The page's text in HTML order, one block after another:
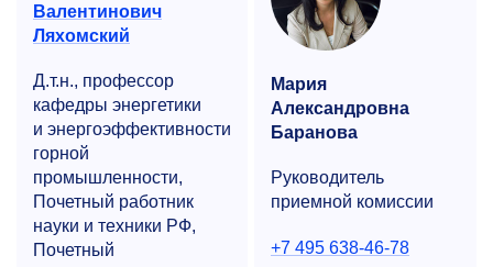
Валентинович
Ляхомский
Д.т.н., профессор
кафедры энергетики
и энергоэффективности
горной
промышленности,
Почетный работник
науки и техники РФ,
Почетный
Мария
Александровна
Баранова
Руководитель
приемной комиссии
+7 495 638-46-78